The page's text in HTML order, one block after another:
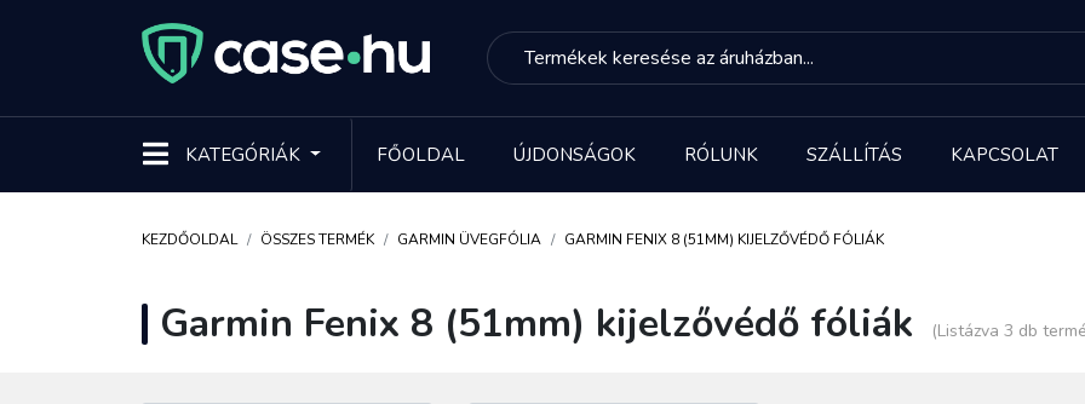
KATEGÓRIÁK FŐOLDAL ÚJDONSÁGOK RÓLUNK SZÁLLÍTÁS KAPCSOLAT
KEZDŐOLDAL ÖSSZES TERMÉK GARMIN ÜVEGFÓLIA GARMIN FENIX 8 (51MM) KIJELZŐVÉDŐ FÓLIÁK
Garmin Fenix 8 (51mm) kijelzővédő fóliák (Listázva 3 db